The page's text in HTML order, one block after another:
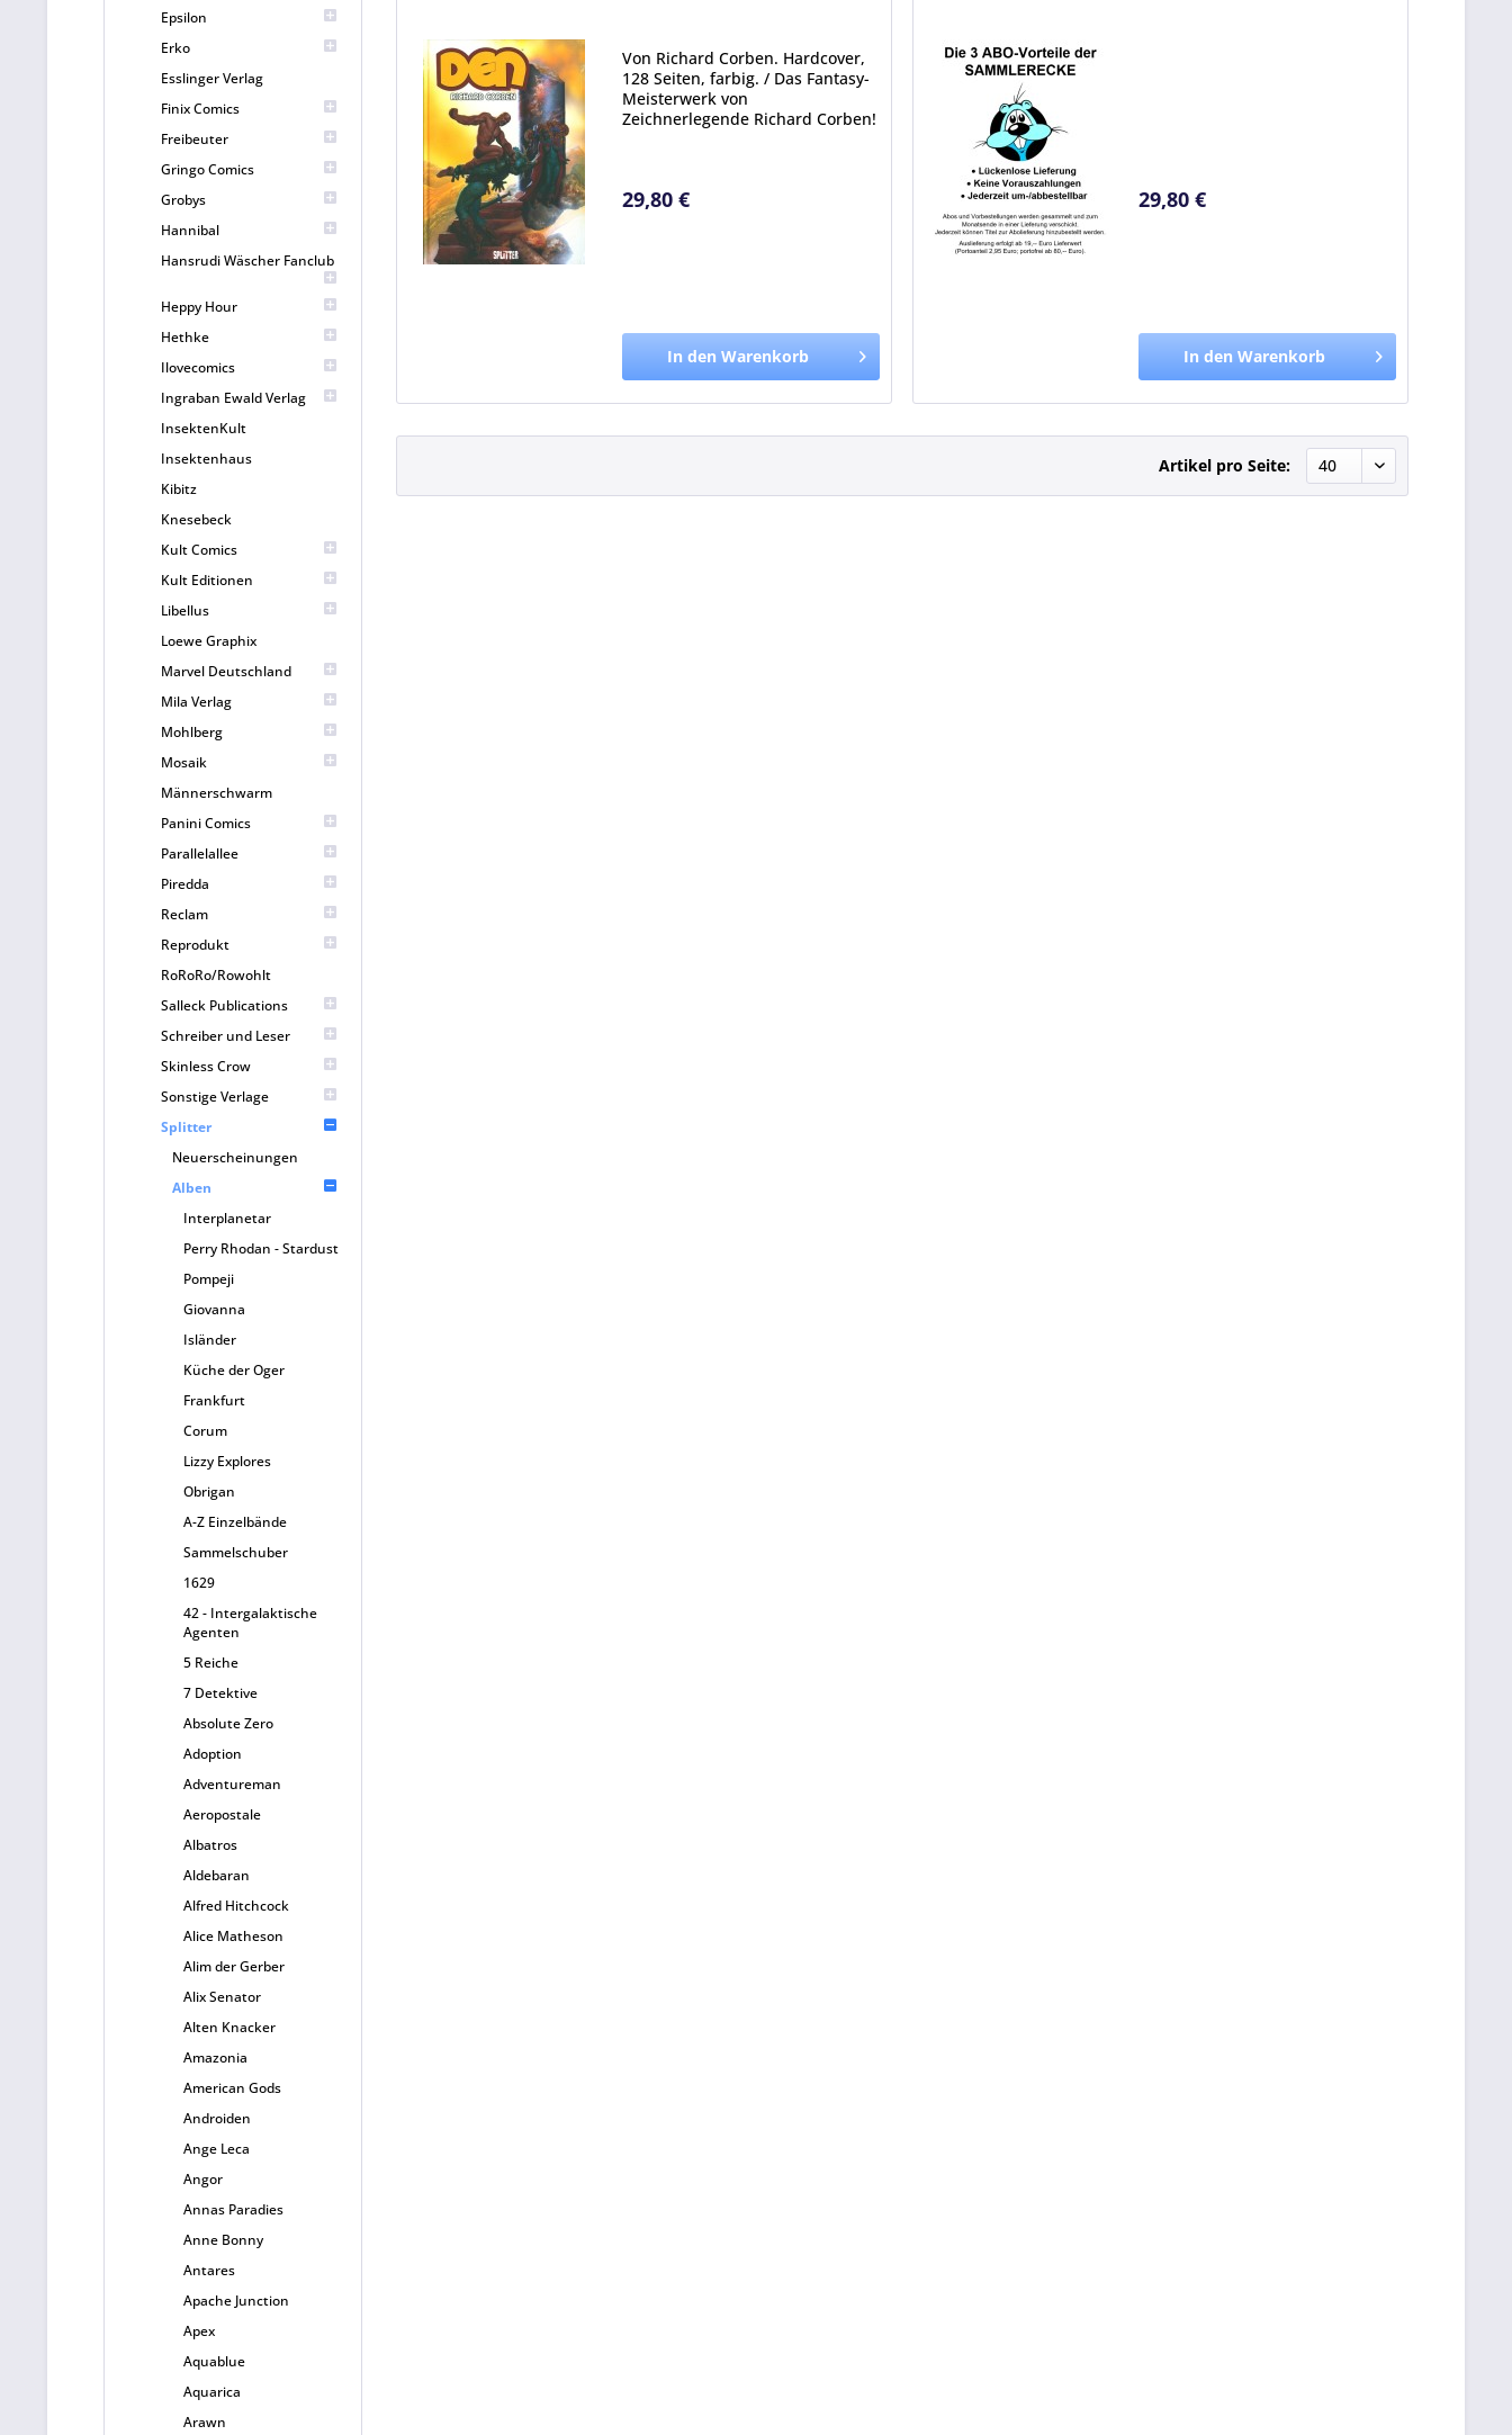
Epsilon
Erko
Esslinger Verlag
Finix Comics
Freibeuter
Gringo Comics
Grobys
Hannibal
Hansrudi Wäscher Fanclub
Heppy Hour
Hethke
Ilovecomics
Ingraban Ewald Verlag
InsektenKult
Insektenhaus
Kibitz
Knesebeck
Kult Comics
Kult Editionen
Libellus
Loewe Graphix
Marvel Deutschland
Mila Verlag
Mohlberg
Mosaik
Männerschwarm
Panini Comics
Parallelallee
Piredda
Reclam
Reprodukt
RoRoRo/Rowohlt
Salleck Publications
Schreiber und Leser
Skinless Crow
Sonstige Verlage
Splitter
Neuerscheinungen
Alben
Interplanetar
Perry Rhodan - Stardust
Pompeji
Giovanna
Isländer
Küche der Oger
Frankfurt
Corum
Lizzy Explores
Obrigan
A-Z Einzelbände
Sammelschuber
1629
42 - Intergalaktische
Agenten
5 Reiche
7 Detektive
Absolute Zero
Adoption
Adventureman
Aeropostale
Albatros
Aldebaran
Alfred Hitchcock
Alice Matheson
Alim der Gerber
Alix Senator
Alten Knacker
Amazonia
American Gods
Androiden
Ange Leca
Angor
Annas Paradies
Anne Bonny
Antares
Apache Junction
Apex
Aquablue
Aquarica
Arawn
Von Richard Corben. Hardcover,
128 Seiten, farbig. / Das Fantasy-
Meisterwerk von
Zeichnerlegende Richard Corben!
Nirgendwo auf. Er weiß nicht...
29,80 €
In den Warenkorb
29,80 €
In den Warenkorb
Artikel pro Seite: